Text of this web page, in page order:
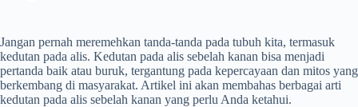
Jangan pernah meremehkan tanda-tanda pada tubuh kita, termasuk
kedutan pada alis. Kedutan pada alis sebelah kanan bisa menjadi
pertanda baik atau buruk, tergantung pada kepercayaan dan mitos yang
berkembang di masyarakat. Artikel ini akan membahas berbagai arti
kedutan pada alis sebelah kanan yang perlu Anda ketahui.